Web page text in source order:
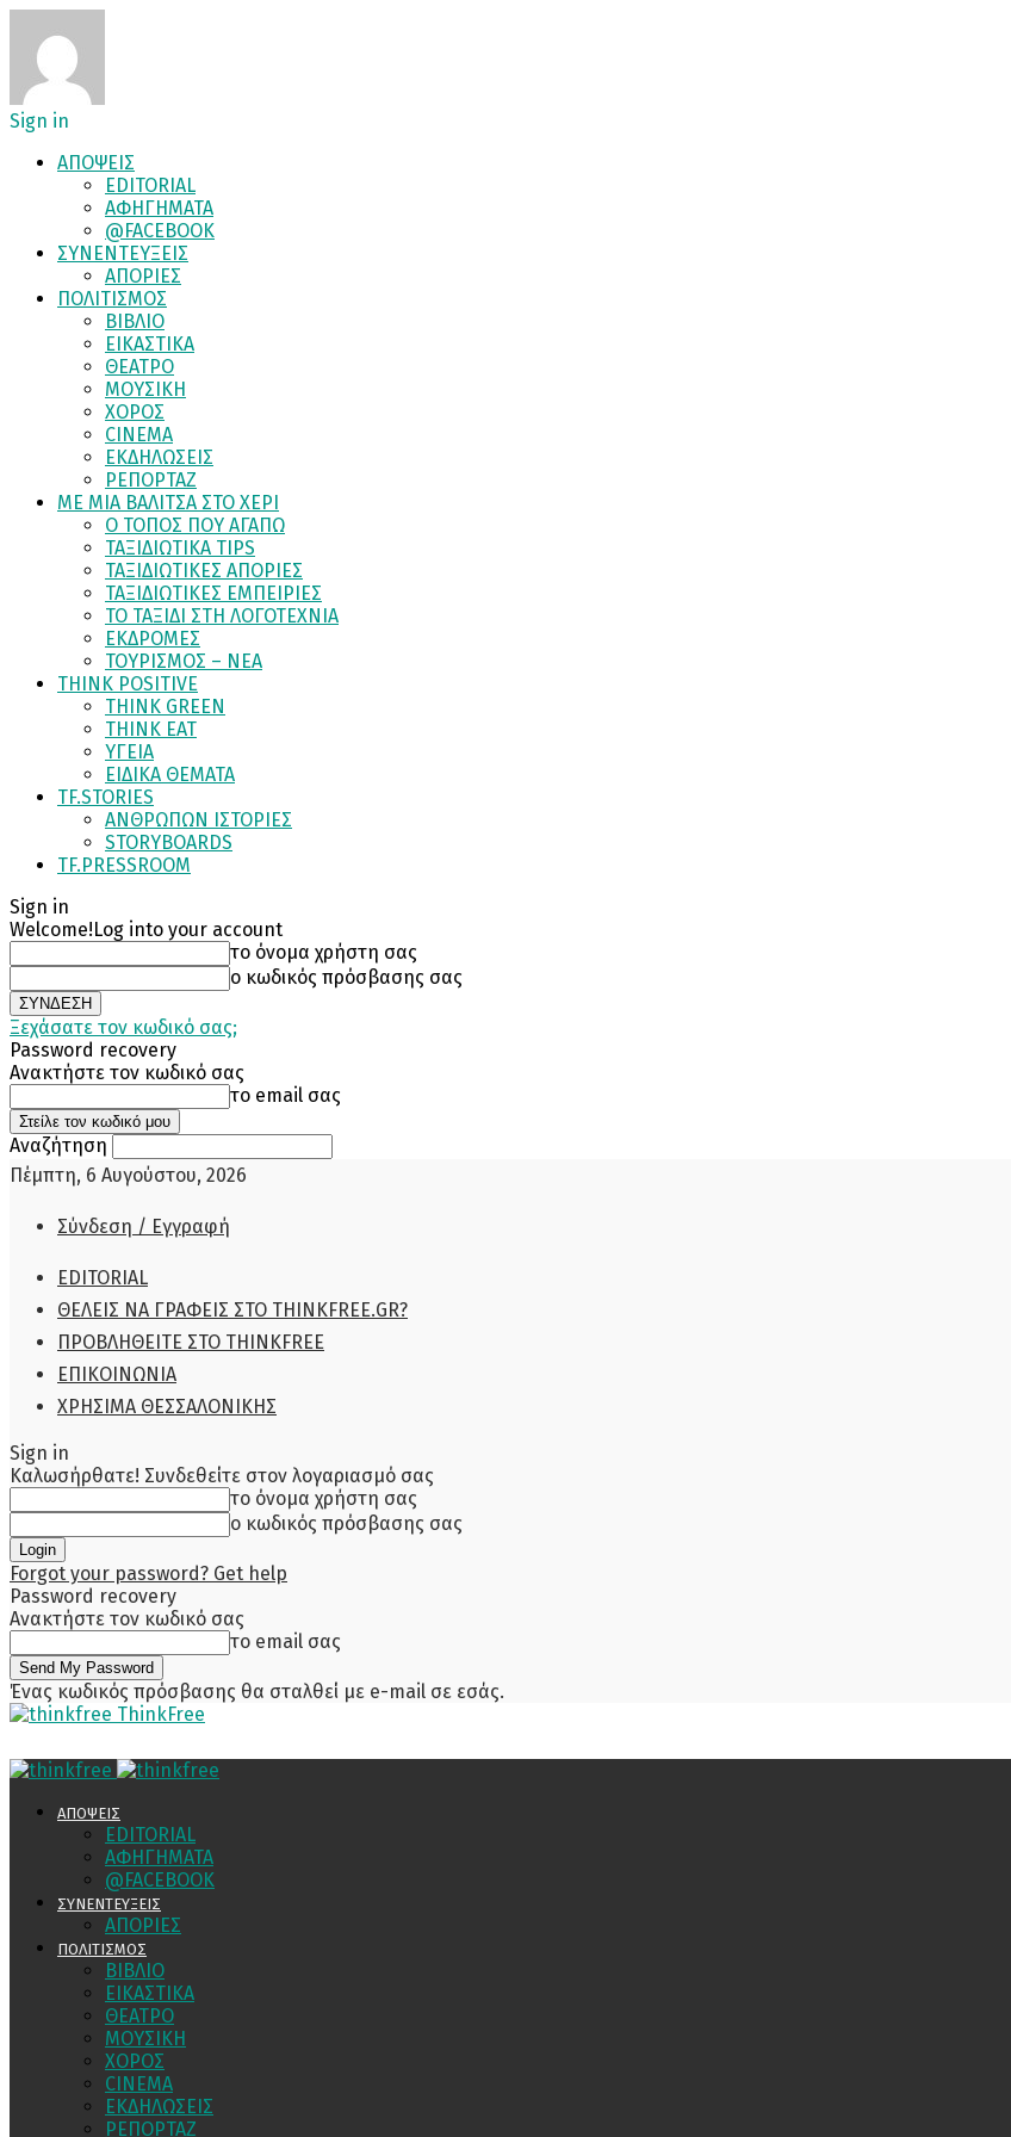
Sign in
ΑΠΟΨΕΙΣ
EDITORIAL
ΑΦΗΓΗΜΑΤΑ
@FACEBOOK
ΣΥΝΕΝΤΕΥΞΕΙΣ
ΑΠΟΡΙΕΣ
ΠΟΛΙΤΙΣΜΟΣ
ΒΙΒΛΙΟ
ΕΙΚΑΣΤΙΚΑ
ΘΕΑΤΡΟ
ΜΟΥΣΙΚΗ
ΧΟΡΟΣ
CINEMA
ΕΚΔΗΛΩΣΕΙΣ
ΡΕΠΟΡΤΑΖ
ΜΕ ΜΙΑ ΒΑΛΙΤΣΑ ΣΤΟ ΧΕΡΙ
Ο ΤΟΠΟΣ ΠΟΥ ΑΓΑΠΩ
ΤΑΞΙΔΙΩΤΙΚΑ TIPS
ΤΑΞΙΔΙΩΤΙΚΕΣ ΑΠΟΡΙΕΣ
ΤΑΞΙΔΙΩΤΙΚΕΣ ΕΜΠΕΙΡΙΕΣ
ΤΟ ΤΑΞΙΔΙ ΣΤΗ ΛΟΓΟΤΕΧΝΙΑ
ΕΚΔΡΟΜΕΣ
ΤΟΥΡΙΣΜΟΣ – ΝΕΑ
THINK POSITIVE
THINK GREEN
THINK EAT
ΥΓΕΙΑ
ΕΙΔΙΚΑ ΘΕΜΑΤΑ
TF.STORIES
ΑΝΘΡΩΠΩΝ ΙΣΤΟΡΙΕΣ
STORYBOARDS
TF.PRESSROOM
Sign in
Welcome!Log into your account
το όνομα χρήστη σας
ο κωδικός πρόσβασης σας
Ξεχάσατε τον κωδικό σας;
Password recovery
Ανακτήστε τον κωδικό σας
το email σας
Αναζήτηση
Πέμπτη, 6 Αυγούστου, 2026
Σύνδεση / Εγγραφή
EDITORIAL
ΘΕΛΕΙΣ ΝΑ ΓΡΑΦΕΙΣ ΣΤΟ THINKFREE.GR?
ΠΡΟΒΛΗΘΕΙΤΕ ΣΤΟ THINKFREE
ΕΠΙΚΟΙΝΩΝΙΑ
ΧΡΗΣΙΜΑ ΘΕΣΣΑΛΟΝΙΚΗΣ
Sign in
Καλωσήρθατε! Συνδεθείτε στον λογαριασμό σας
το όνομα χρήστη σας
ο κωδικός πρόσβασης σας
Forgot your password? Get help
Password recovery
Ανακτήστε τον κωδικό σας
το email σας
Ένας κωδικός πρόσβασης θα σταλθεί με e-mail σε εσάς.
ThinkFree
ΑΠΟΨΕΙΣ
EDITORIAL
ΑΦΗΓΗΜΑΤΑ
@FACEBOOK
ΣΥΝΕΝΤΕΥΞΕΙΣ
ΑΠΟΡΙΕΣ
ΠΟΛΙΤΙΣΜΟΣ
ΒΙΒΛΙΟ
ΕΙΚΑΣΤΙΚΑ
ΘΕΑΤΡΟ
ΜΟΥΣΙΚΗ
ΧΟΡΟΣ
CINEMA
ΕΚΔΗΛΩΣΕΙΣ
ΡΕΠΟΡΤΑΖ